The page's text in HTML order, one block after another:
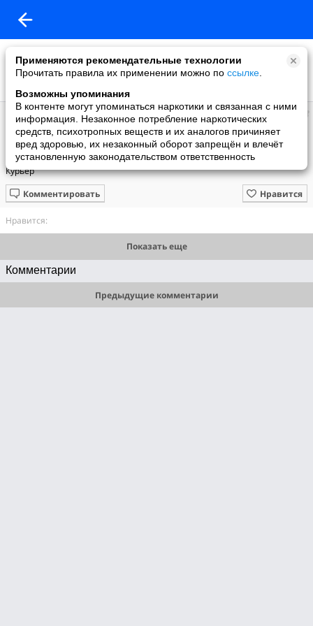
Применяются рекомендательные технологии
Прочитать правила их применении можно по ссылке
Возможны упоминания
В контенте могут упоминаться наркотики и связанная с ними
информация. Незаконное потребление наркотических
средств, психотропных веществ и их аналогов причиняет
вред здоровью, их незаконный оборот запрещён и влечёт
установленную законодательством ответственность
Наталия
добавила видео
05.01.2012
Курьер
Курьер
Нравится
Комментировать
Нравится:
Показать еще
Комментарии
Предыдущие комментарии